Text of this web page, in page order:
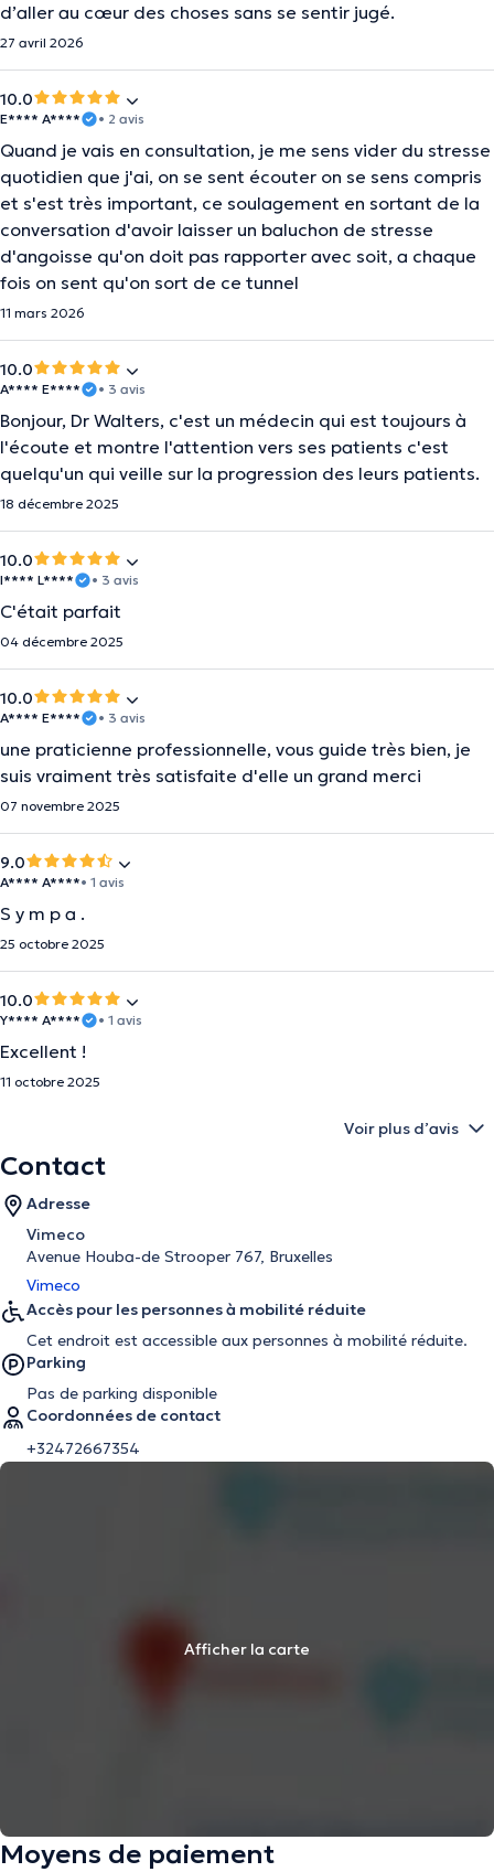
d’aller au cœur des choses sans se sentir jugé.
27 avril 2026
10.0
E**** A**** • 2 avis
Quand je vais en consultation, je me sens vider du stresse
quotidien que j'ai, on se sent écouter on se sens compris
et s'est très important, ce soulagement en sortant de la
conversation d'avoir laisser un baluchon de stresse
d'angoisse qu'on doit pas rapporter avec soit, a chaque
fois on sent qu'on sort de ce tunnel
11 mars 2026
10.0
A**** E**** • 3 avis
Bonjour, Dr Walters, c'est un médecin qui est toujours à
l'écoute et montre l'attention vers ses patients c'est
quelqu'un qui veille sur la progression des leurs patients.
18 décembre 2025
10.0
I**** L**** • 3 avis
C'était parfait
04 décembre 2025
10.0
A**** E**** • 3 avis
une praticienne professionnelle, vous guide très bien, je
suis vraiment très satisfaite d'elle un grand merci
07 novembre 2025
9.0
A**** A****• 1 avis
S y m p a .
25 octobre 2025
10.0
Y**** A**** • 1 avis
Excellent !
11 octobre 2025
Voir plus d’avis
Contact
Adresse
Vimeco
Avenue Houba-de Strooper 767, Bruxelles
Vimeco
Accès pour les personnes à mobilité réduite
Cet endroit est accessible aux personnes à mobilité réduite.
Parking
Pas de parking disponible
Coordonnées de contact
+32472667354
Afficher la carte
Moyens de paiement